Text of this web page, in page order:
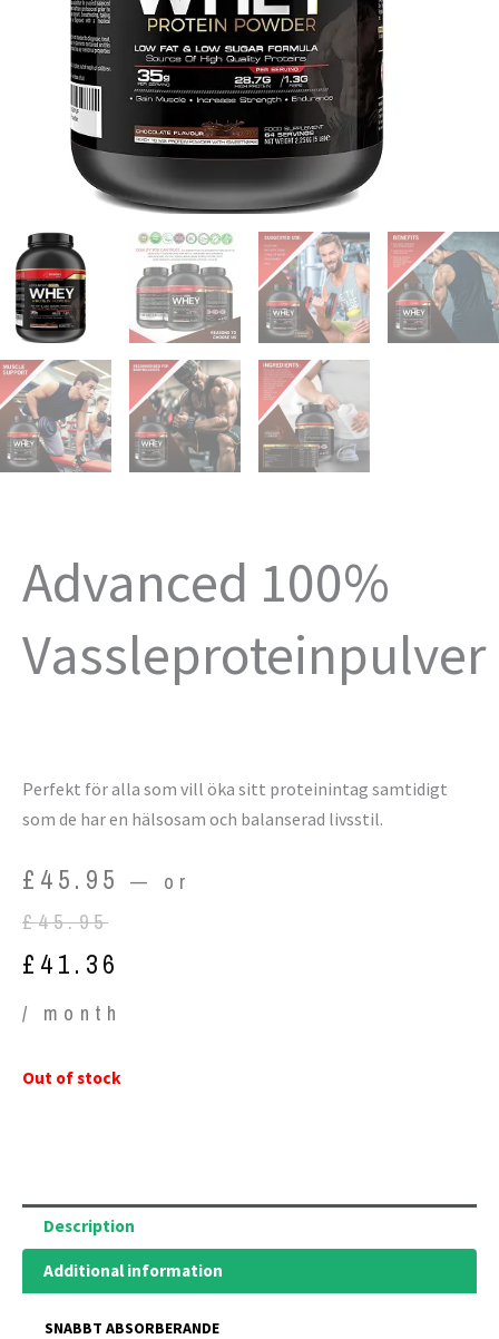
Advanced 100%
Vassleproteinpulver
Perfekt för alla som vill öka sitt proteinintag samtidigt
som de har en hälsosam och balanserad livsstil.
£ 45.95 —
or
£45.95
Original
price
was:
£ 41.36
Current
price
is:
/ month
Out of stock
Description
Additional information
SNABBT ABSORBERANDE